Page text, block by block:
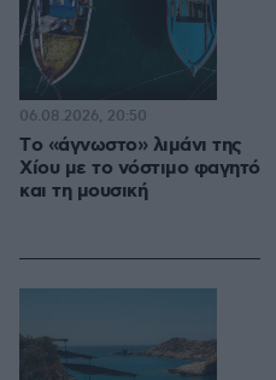
Tο «άγνωστο» λιμάνι της
Χίου με το νόστιμο φαγητό
και τη μουσική
06.08.2026, 20:50